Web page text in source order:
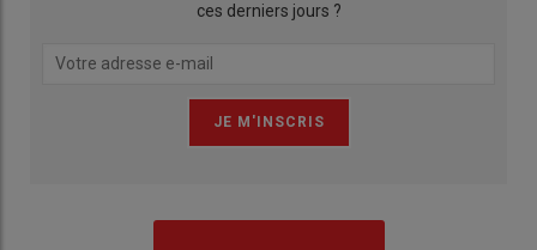
ces derniers jours ?